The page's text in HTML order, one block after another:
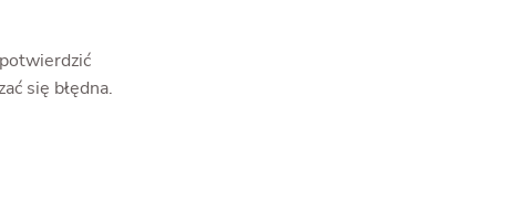
się błędna.